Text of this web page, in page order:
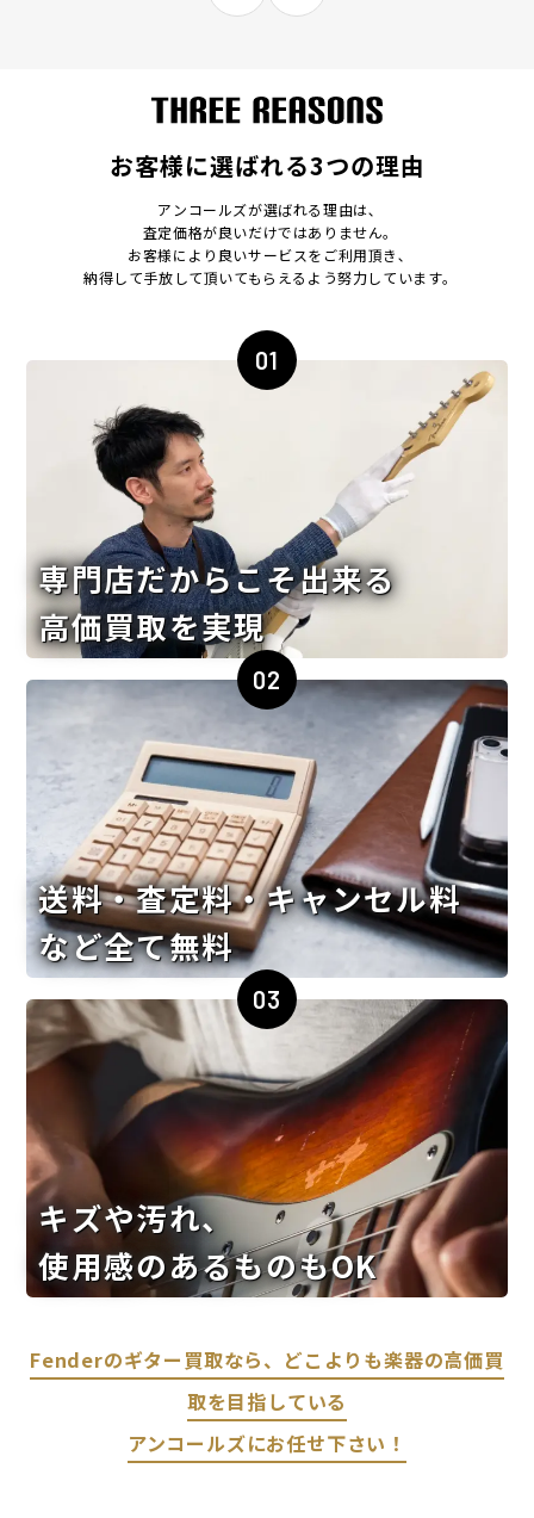
お客様に選ばれる3つの理由
アンコールズが選ばれる理由は､
査定価格が良いだけではありません｡
お客様により良いサービスをご利用頂き､
納得して手放して頂いてもらえるよう努力しています｡
01
専門店だからこそ出来る
高価買取を実現
02
送料・査定料・キャンセル料
など全て無料
03
キズや汚れ、
使用感のあるものもOK
Fenderのギター買取なら、どこよりも楽器の高価買
取を目指している
アンコールズにお任せ下さい！